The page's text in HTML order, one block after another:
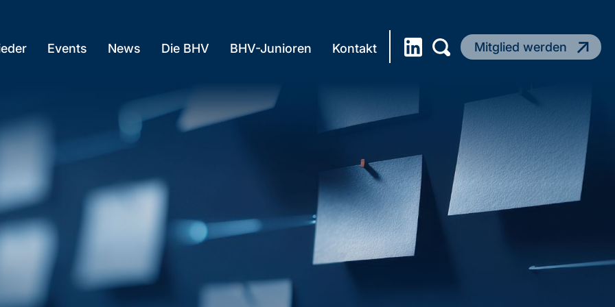
Events News Die BHV BHV-Junioren Kontakt Mitglied werden